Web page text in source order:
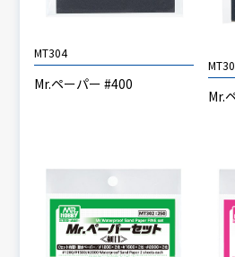
MT304
Mr.ペーパー #400
Mr.